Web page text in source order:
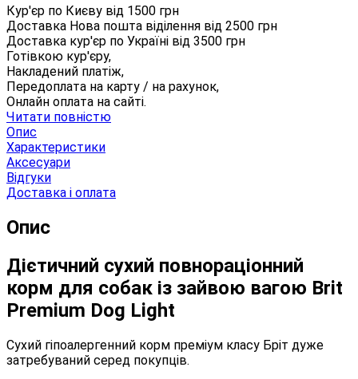
Кур'єр по Києву від 1500 грн
Доставка Нова пошта віділення від 2500 грн
Доставка кур'єр по Україні від 3500 грн
Готівкою кур'єру,
Накладений платіж,
Передоплата на карту / на рахунок,
Онлайн оплата на сайті.
Читати повністю
Опис
Характеристики
Аксесуари
Відгуки
Доставка і оплата
Опис
Дієтичний сухий повнораціонний
корм для собак із зайвою вагою Brit
Premium Dog Light
Сухий гіпоалергенний корм преміум класу Бріт дуже
затребуваний серед покупців.